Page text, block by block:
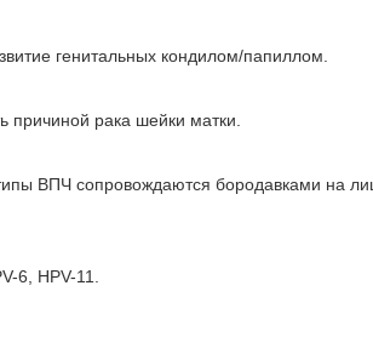
генитальных кондилом/папиллом.
причиной рака шейки матки.
ВПЧ сопровождаются бородавками на
6, HPV-11.